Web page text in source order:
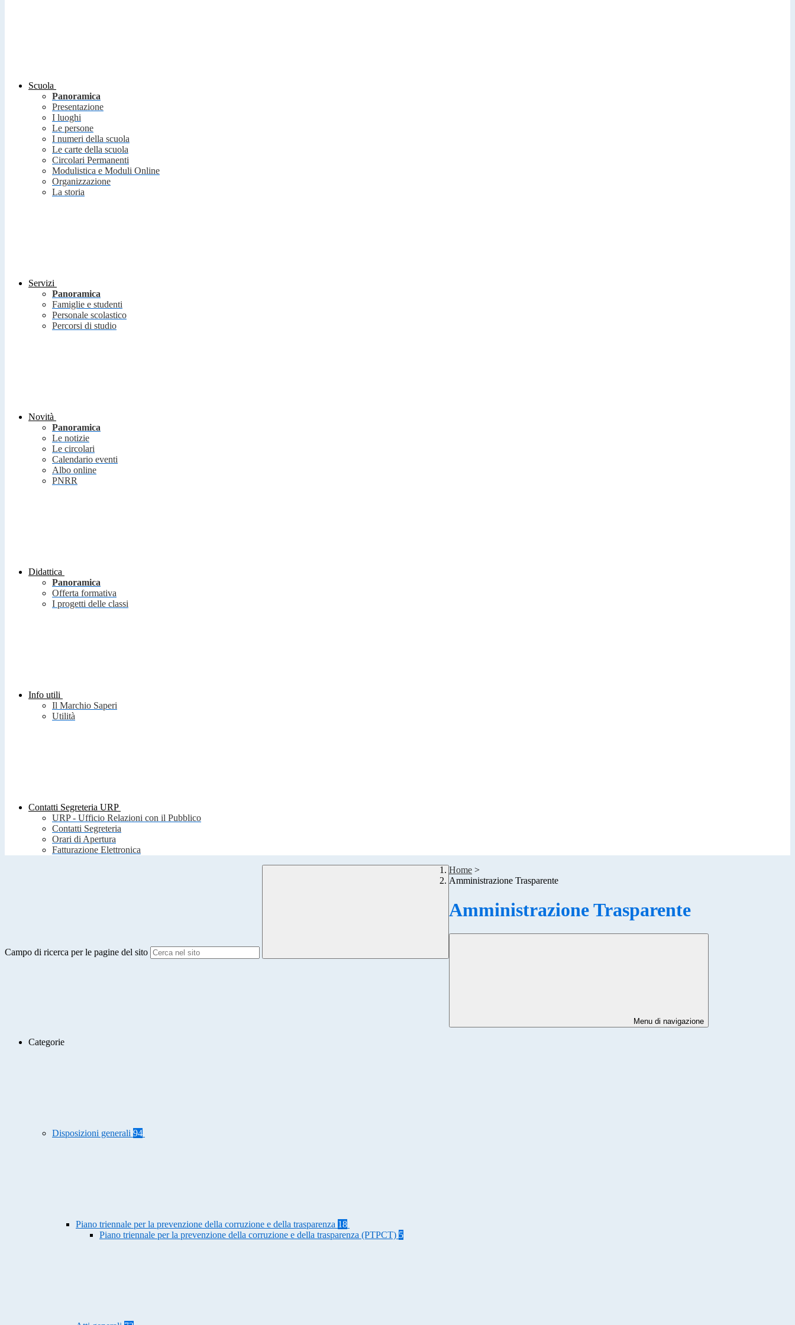
Scuola
Panoramica
Presentazione
I luoghi
Le persone
I numeri della scuola
Le carte della scuola
Circolari Permanenti
Modulistica e Moduli Online
Organizzazione
La storia
Servizi
Panoramica
Famiglie e studenti
Personale scolastico
Percorsi di studio
Novità
Panoramica
Le notizie
Le circolari
Calendario eventi
Albo online
PNRR
Didattica
Panoramica
Offerta formativa
I progetti delle classi
Info utili
Il Marchio Saperi
Utilità
Contatti Segreteria URP
URP - Ufficio Relazioni con il Pubblico
Contatti Segreteria
Orari di Apertura
Fatturazione Elettronica
Campo di ricerca per le pagine del sito
Home >
Amministrazione Trasparente
Amministrazione Trasparente
Menu di navigazione
Categorie
Disposizioni generali 94
Piano triennale per la prevenzione della corruzione e della trasparenza 18
Piano triennale per la prevenzione della corruzione e della trasparenza (PTPCT) 5